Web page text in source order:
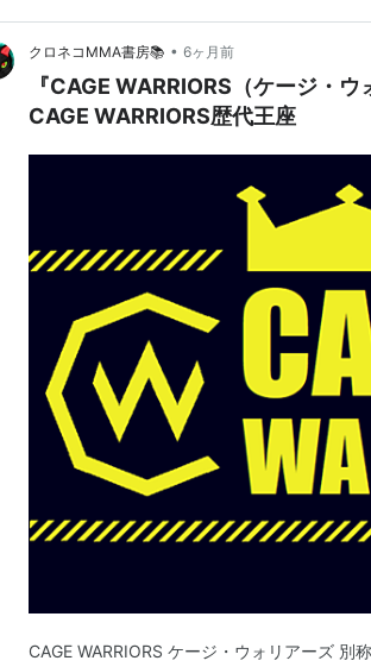
クロネコMMA書房📚 • 6ヶ月前
『CAGE WARRIORS（ケージ・
CAGE WARRIORS歴代王座
CAGE WARRIORS ケージ・ウォリアーズ 別